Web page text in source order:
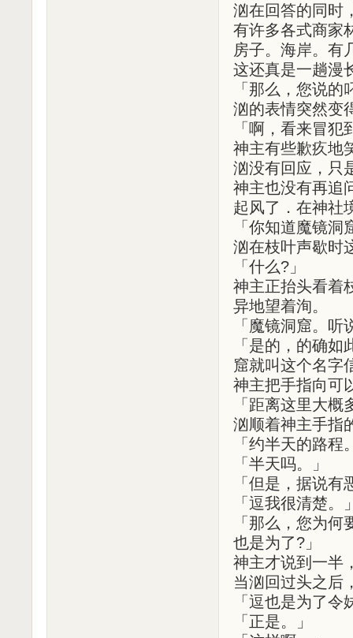
汹在回答的同时
有许多各式商家
房子。海岸。有
这还真是一趟漫
「那么，您说
汹的表情突然变
「啊，看来冒
神主有些歉疚地
汹没有回应，只
神主也没有再追
起风了．在神社
「你知道魔镜
汹在枝叶声歇时
「什么?」
神主正抬头看着
异地望着洵。
「魔镜洞窟。
「是的，的确
窟就叫这个名字
神主把手指向可
「距离这里大概
汹顺着神主手指
「约半天的路程
「半天吗。」
「但是，据说
「逗我很清楚。
「那么，您为
也是为了?」
神主才说到一半
当汹回过头之后
「逗也是为了令
「正是。」